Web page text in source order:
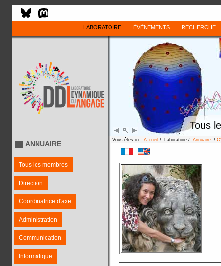
LABORATOIRE ÉVÈNEMENTS RECHERCHE
Tous
ANNUAIRE
Tous les membres
Direction
Coordinatrice d'axe
Administration
Communication
Informatique
Vous êtes ici : Accueil / Laboratoire / Annuaire /